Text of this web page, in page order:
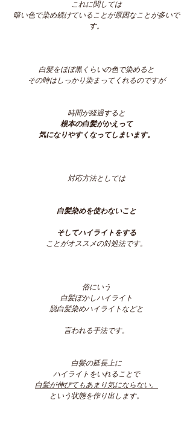
これに関しては
暗い色で染め続けていることが原因なことが多いで
す。
白髪をほぼ黒くらいの色で染めると
その時はしっかり染まってくれるのですが
時間が経過すると
根本の白髪がかえって
気になりやすくなってしまいます。
対応方法としては
白髪染めを使わないこと
そしてハイライトをする
ことがオススメの対処法です。
俗にいう
白髪ぼかしハイライト
脱白髪染めハイライトなどと
言われる手法です。
白髪の延長上に
ハイライトをいれることで
白髪が伸びてもあまり気にならない。
という状態を作り出します。